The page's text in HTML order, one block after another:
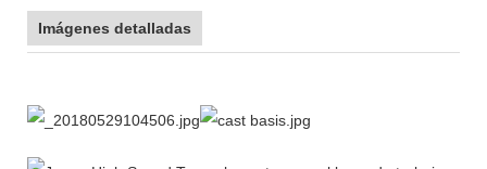
Imágenes detalladas